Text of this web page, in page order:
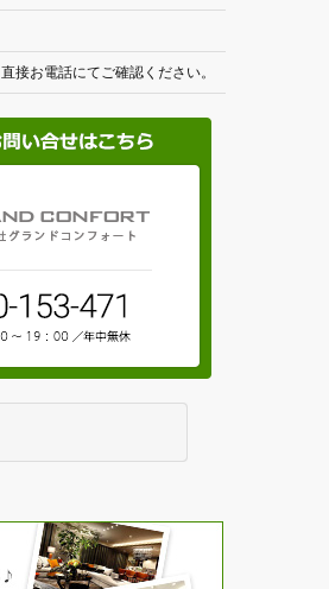
直接お電話にてご確認ください。